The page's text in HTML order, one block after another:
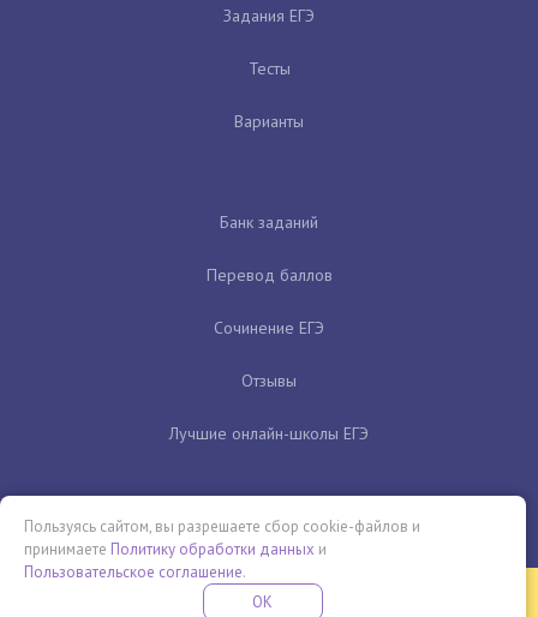
Задания ЕГЭ
Тесты
Варианты
Банк заданий
Перевод баллов
Сочинение ЕГЭ
Отзывы
Лучшие онлайн-школы ЕГЭ
Бесплатная летняя школа
Пользуясь сайтом, вы разрешаете сбор cookie-файлов и
принимаете Политику обработки данных и
Пользовательское соглашение.
OK